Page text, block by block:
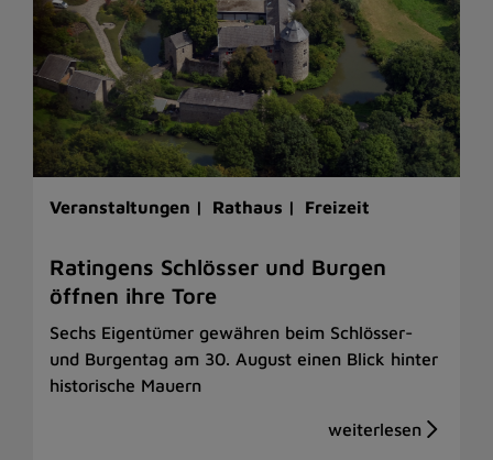
Veranstaltungen | Rathaus | Freizeit
Ratingens Schlösser und Burgen
öffnen ihre Tore
Sechs Eigentümer gewähren beim Schlösser-
und Burgentag am 30. August einen Blick hinter
historische Mauern